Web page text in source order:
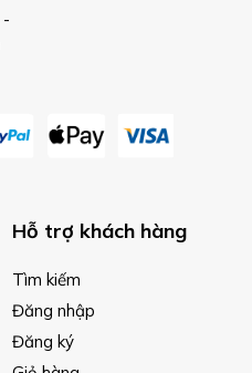
-
Hỗ trợ khách hàng
Tìm kiếm
Đăng nhập
Đăng ký